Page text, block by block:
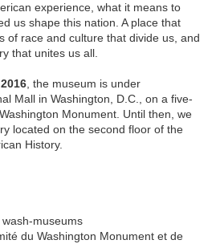
experience, what it means to
us shape this nation. A place that
of race and culture that divide us, and
that unites us all.
, the museum is under
Mall in Washington, D.C., on a five-
Monument. Until then, we
located on the second floor of the
History.
du Washington Monument et de